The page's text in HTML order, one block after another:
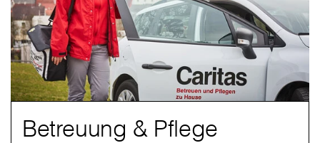
Betreuung & Pflege